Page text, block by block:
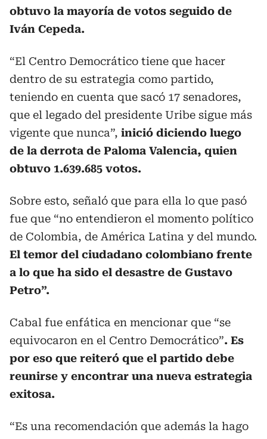
obtuvo la mayoría de votos seguido de
Iván Cepeda.
“El Centro Democrático tiene que hacer
dentro de su estrategia como partido,
teniendo en cuenta que sacó 17 senadores,
que el legado del presidente Uribe sigue más
vigente que nunca”, inició diciendo luego
de la derrota de Paloma Valencia, quien
obtuvo 1.639.685 votos.
Sobre esto, señaló que para ella lo que pasó
fue que “no entendieron el momento político
de Colombia, de América Latina y del mundo.
El temor del ciudadano colombiano frente
a lo que ha sido el desastre de Gustavo
Petro”.
Cabal fue enfática en mencionar que “se
equivocaron en el Centro Democrático”. Es
por eso que reiteró que el partido debe
reunirse y encontrar una nueva estrategia
exitosa.
“Es una recomendación que además la hago